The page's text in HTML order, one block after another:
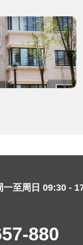
一至周日 09:30 -
880